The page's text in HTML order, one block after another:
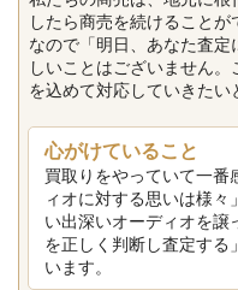
したら商売を続けることが
なので「明日、あなた査
しいことはございません
を込めて対応していきたい
心がけていること
買取りをやっていて一番
ィオに対する思いは様
い出深いオーディオを譲
を正しく判断し査定する
います。